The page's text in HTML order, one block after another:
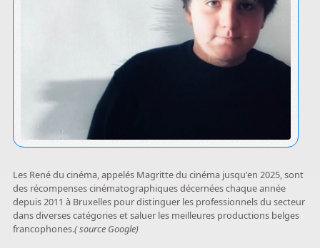
Les René du cinéma, appelés Magritte du cinéma jusqu'en 2025, sont
des récompenses cinématographiques décernées chaque année
depuis 2011 à Bruxelles pour distinguer les professionnels du secteur
dans diverses catégories et saluer les meilleures productions belges
francophones.( source Google)